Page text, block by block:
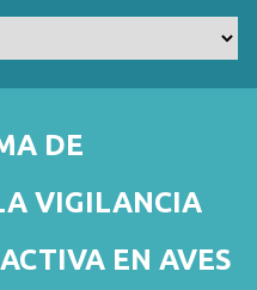
DE
VIGILANCIA
EN AVES